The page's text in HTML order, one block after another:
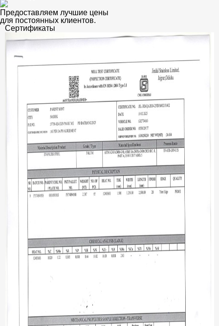
Предоставляем лучшие цены
для постоянных клиентов.
Сертификаты